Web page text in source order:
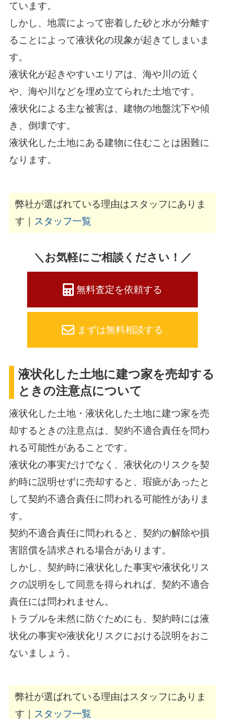
ています。
しかし、地震によって密着した砂と水が分離す
ることによって液状化の現象が起きてしまいま
す。
液状化が起きやすいエリアは、海や川の近く
や、海や川などを埋め立てられた土地です。
液状化による主な被害は、建物の地盤沈下や傾
き、倒壊です。
液状化した土地にある建物に住むことは困難に
なります。
弊社が選ばれている理由はスタッフにありま
す｜ スタッフ一覧
＼お気軽にご相談ください！／
無料査定を依頼する
まずは無料相談する
液状化した土地に建つ家を売却する
ときの注意点について
液状化した土地・液状化した土地に建つ家を売
却するときの注意点は、契約不適合責任を問わ
れる可能性があることです。
液状化の事実だけでなく、液状化のリスクを契
約時に説明せずに売却すると、瑕疵があったと
して契約不適合責任に問われる可能性がありま
す。
契約不適合責任に問われると、契約の解除や損
害賠償を請求される場合があります。
しかし、契約時に液状化した事実や液状化リス
クの説明をして同意を得られれば、契約不適合
責任には問われません。
トラブルを未然に防ぐためにも、契約時には液
状化の事実や液状化リスクにおける説明をおこ
ないましょう。
弊社が選ばれている理由はスタッフにありま
す｜ スタッフ一覧